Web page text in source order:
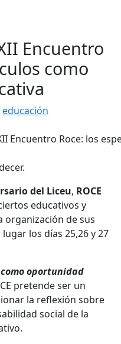
Encuentro
como
educación
del Liceu, ROCE
educativos y
organización de sus
los días 25,26 y 27
oportunidad
pretende ser un
la reflexión sobre
social de la